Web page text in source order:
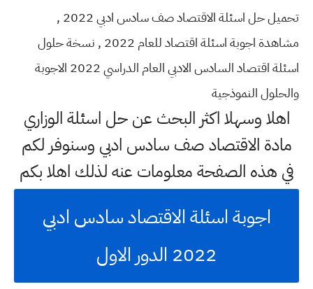
تحميل حل اسئلة الاقتصاد صف سادس ادبي 2022 ,
مشاهدة اجوبة اسئلة اقتصاد للعام 2022 , نسخة حلول
اسئلة اقتصاد السادس الادبي العام الدراسي 2022 الاجوبة
والحلول النموذجية
اهلا وسهلا اكثر البحث عن حل اسئلة الوزاري
مادة الاقتصاد صف سادس ادبي وسنوفر لكم
في هذه الصفحة معلومات عنه لذلك اهلا بكم
اجوبة اسئلة الاقتصاد سادس ادبي
2022 الدور الاول